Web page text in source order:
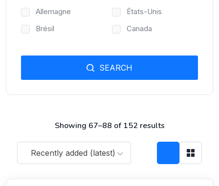
Showing 67–88 of 152 results
Recently added (latest)
Allemagne
États-Unis
Brésil
Canada
SEARCH